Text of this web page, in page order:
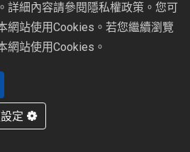
連續居住滿 4 個月以上。
被選任為國民法官、備位國民法官
），包括自身因素、身心因素、
案件有關、不能公平：
詳細內容請參閱隱私權政策。您可
網站使用Cookies。若您繼續瀏覽
網站使用Cookies。
定